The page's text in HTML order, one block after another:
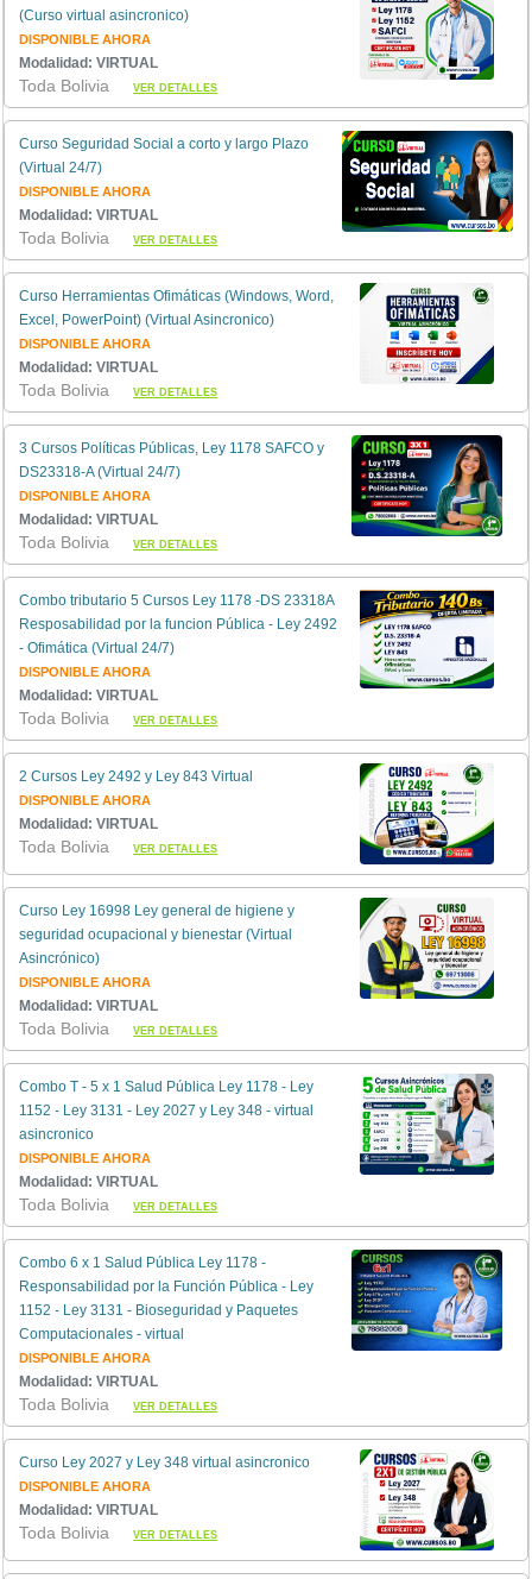
(Curso virtual asincronico)
DISPONIBLE AHORA
Modalidad: VIRTUAL
Toda BoliviaVER DETALLES
Curso Seguridad Social a corto y largo Plazo
(Virtual 24/7)
DISPONIBLE AHORA
Modalidad: VIRTUAL
Toda BoliviaVER DETALLES
Curso Herramientas Ofimáticas (Windows, Word,
Excel, PowerPoint) (Virtual Asincronico)
DISPONIBLE AHORA
Modalidad: VIRTUAL
Toda BoliviaVER DETALLES
3 Cursos Políticas Públicas, Ley 1178 SAFCO y
DS23318-A (Virtual 24/7)
DISPONIBLE AHORA
Modalidad: VIRTUAL
Toda BoliviaVER DETALLES
Combo tributario 5 Cursos Ley 1178 -DS 23318A
Resposabilidad por la funcion Pública - Ley 2492
- Ofimática (Virtual 24/7)
DISPONIBLE AHORA
Modalidad: VIRTUAL
Toda BoliviaVER DETALLES
2 Cursos Ley 2492 y Ley 843 Virtual
DISPONIBLE AHORA
Modalidad: VIRTUAL
Toda BoliviaVER DETALLES
Curso Ley 16998 Ley general de higiene y
seguridad ocupacional y bienestar (Virtual
Asincrónico)
DISPONIBLE AHORA
Modalidad: VIRTUAL
Toda BoliviaVER DETALLES
Combo T - 5 x 1 Salud Pública Ley 1178 - Ley
1152 - Ley 3131 - Ley 2027 y Ley 348 - virtual
asincronico
DISPONIBLE AHORA
Modalidad: VIRTUAL
Toda BoliviaVER DETALLES
Combo 6 x 1 Salud Pública Ley 1178 -
Responsabilidad por la Función Pública - Ley
1152 - Ley 3131 - Bioseguridad y Paquetes
Computacionales - virtual
DISPONIBLE AHORA
Modalidad: VIRTUAL
Toda BoliviaVER DETALLES
Curso Ley 2027 y Ley 348 virtual asincronico
DISPONIBLE AHORA
Modalidad: VIRTUAL
Toda BoliviaVER DETALLES